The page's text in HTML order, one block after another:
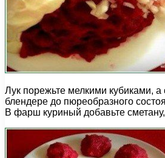
Лук порежьте мелкими кубиками, а
блендере до пюреобразного
В фарш куриный добавьте сметану,